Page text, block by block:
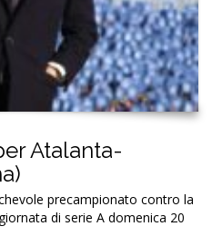
Atalanta-
precampionato contro la
di serie A domenica 20